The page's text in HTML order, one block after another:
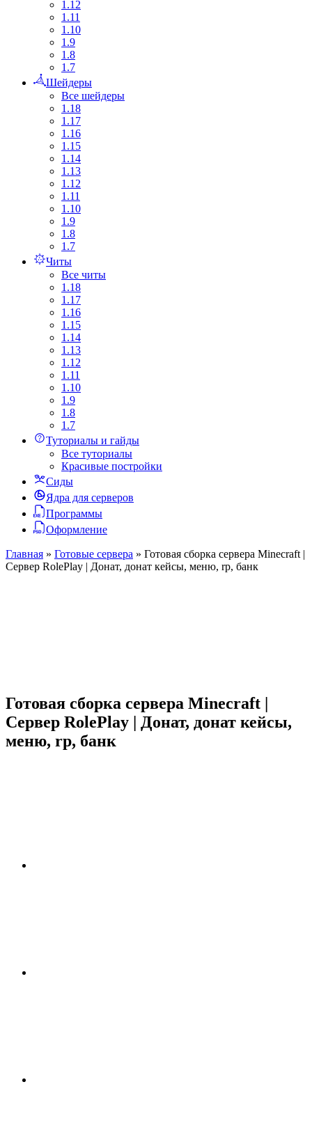
1.12
1.11
1.10
1.9
1.8
1.7
Шейдеры
Все шейдеры
1.18
1.17
1.16
1.15
1.14
1.13
1.12
1.11
1.10
1.9
1.8
1.7
Читы
Все читы
1.18
1.17
1.16
1.15
1.14
1.13
1.12
1.11
1.10
1.9
1.8
1.7
Туториалы и гайды
Все туториалы
Красивые постройки
Сиды
Ядра для серверов
Программы
Оформление
Главная » Готовые сервера » Готовая сборка сервера Minecraft |
Сервер RolePlay | Донат, донат кейсы, меню, rp, банк
Готовая сборка сервера Minecraft |
Сервер RolePlay | Донат, донат кейсы,
меню, rp, банк